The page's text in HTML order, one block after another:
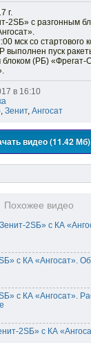
г.
2SБ» с разгонным
мск со стартового
пуск
(РБ) «Фрегат-
в 16:10
, Зенит, Ангосат
видео (11.42 Мб)
Похожее видео
2SБ» с КА
с КА «Ангосат».
с КА «Ангосат».
2SБ» с КА